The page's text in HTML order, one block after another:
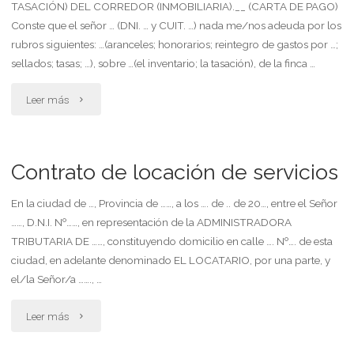
servicios
(inventario,
inmobiliario
(inmobiliaria)"
TASACIÓN) DEL CORREDOR (INMOBILIARIA).__ (CARTA DE PAGO)
Conste que el señor … (DNI. … y CUIT. …) nada me/nos adeuda por los
rubros siguientes: …(aranceles; honorarios; reintegro de gastos por …;
sellados; tasas; …), sobre …(el inventario; la tasación), de la finca …
Leer más "Carta
pago
gastos
o
servicios
(inventario,
Contrato de locación de servicios
En la ciudad de …, Provincia de ……, a los …. de .. de 20…, entre el Señor
……, D.N.I. Nº……, en representación de la ADMINISTRADORA
TRIBUTARIA DE ……, constituyendo domicilio en calle …. Nº…. de esta
ciudad, en adelante denominado EL LOCATARIO, por una parte, y
el/la Señor/a ……., …
Leer más "Contrato